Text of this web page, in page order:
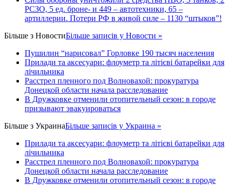
РСЗО, 5 ед. броне- и 449 – автотехники, 65 –
артиллерии. Потери РФ в живой силе – 1130 “штыков”!
Більше з НовостиБільше записів у Новости »
Пушилин “нарисовал” Горловке 190 тысяч населения
Прилади та аксесуари: флоуметр та літієві батарейки для
лічильника
Расстрел пленного под Волновахой: прокуратура
Донецкой области начала расследование
В Дружковке отменили отопительный сезон: в городе
призывают эвакуироваться
Більше з УкраинаБільше записів у Украина »
Прилади та аксесуари: флоуметр та літієві батарейки для
лічильника
Расстрел пленного под Волновахой: прокуратура
Донецкой области начала расследование
В Дружковке отменили отопительный сезон: в городе